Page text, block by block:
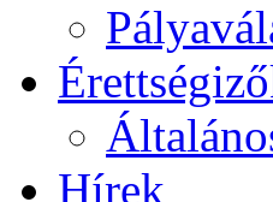
Hírek